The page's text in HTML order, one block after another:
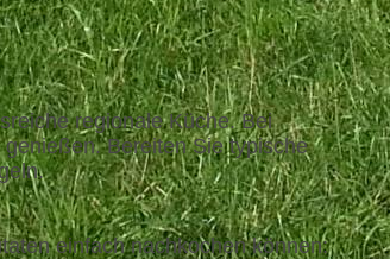
regionale Küche. Bei
Bereiten Sie typische
einfach nachkochen können: